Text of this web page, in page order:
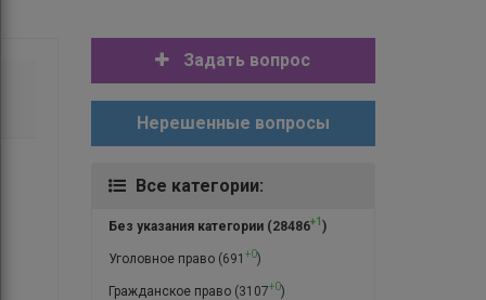
Задать вопрос
Нерешенные вопросы
Все категории:
Без указания категории(28486+1 )
Уголовное право(691 +0)
Гражданское право(3107+0)